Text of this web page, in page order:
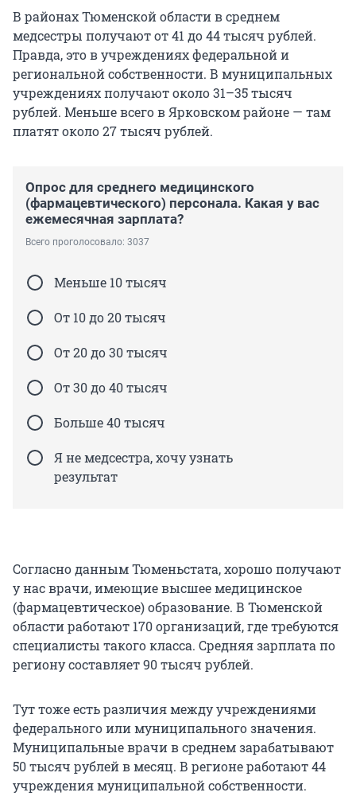
В районах Тюменской области в среднем
медсестры получают от 41 до 44 тысяч рублей.
Правда, это в учреждениях федеральной и
региональной собственности. В муниципальных
учреждениях получают около 31–35 тысяч
рублей. Меньше всего в Ярковском районе — там
платят около 27 тысяч рублей.
Опрос для среднего медицинского
(фармацевтического) персонала. Какая у вас
ежемесячная зарплата?
Всего проголосовало: 3037
Меньше 10 тысяч
От 10 до 20 тысяч
От 20 до 30 тысяч
От 30 до 40 тысяч
Больше 40 тысяч
Я не медсестра, хочу узнать
результат
Согласно данным Тюменьстата, хорошо получают
у нас врачи, имеющие высшее медицинское
(фармацевтическое) образование. В Тюменской
области работают 170 организаций, где требуются
специалисты такого класса. Средняя зарплата по
региону составляет 90 тысяч рублей.
Тут тоже есть различия между учреждениями
федерального или муниципального значения.
Муниципальные врачи в среднем зарабатывают
50 тысяч рублей в месяц. В регионе работают 44
учреждения муниципальной собственности.